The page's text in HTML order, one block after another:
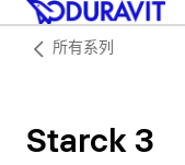
所有系列
Starck 3